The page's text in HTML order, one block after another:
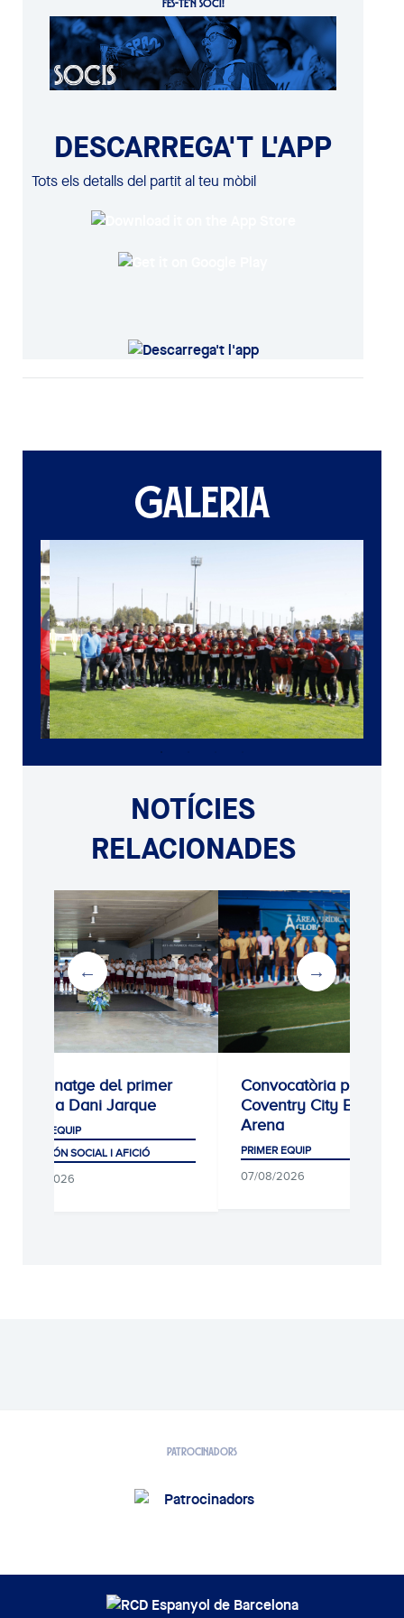
FES-TE'N SOCI!
DESCARREGA'T L'APP
Tots els detalls del partit al teu mòbil
GALERIA
NOTÍCIES
RELACIONADES
Homenatge del primer
equip a Dani Jarque
PRIMER EQUIP
CLUB, MÓN SOCIAL I AFICIÓ
07/08/2026
Convocatòria per al
Coventry City Building
Arena
PRIMER EQUIP
07/08/2026
PATROCINADORS